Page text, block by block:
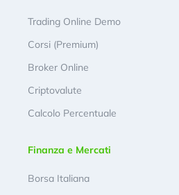
Trading Online Demo
Corsi (Premium)
Broker Online
Criptovalute
Calcolo Percentuale
Finanza e Mercati
Borsa Italiana